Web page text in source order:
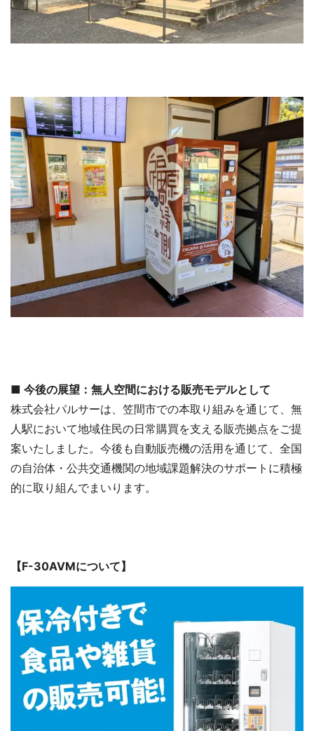
■ 今後の展望：無人空間における販売モデルとして
株式会社パルサーは、笠間市での本取り組みを通じて、無
人駅において地域住民の日常購買を支える販売拠点をご提
案いたしました。今後も自動販売機の活用を通じて、全国
の自治体・公共交通機関の地域課題解決のサポートに積極
的に取り組んでまいります。
【F-30AVMについて】